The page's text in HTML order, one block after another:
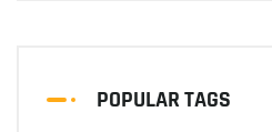
POPULAR TAGS